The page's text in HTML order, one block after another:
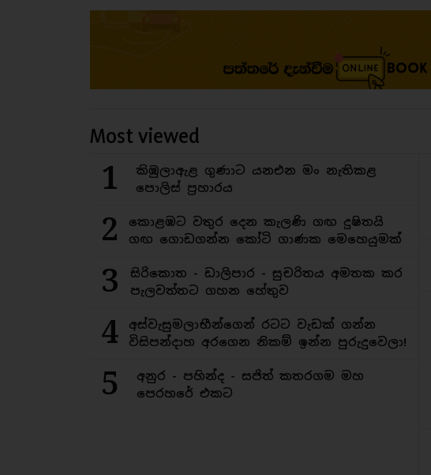
Most viewed
1
කිඹුලාඇළ ගුණාට යනඑන මං නැතිකළ
පොලිස් ප්‍රහාරය
2
කොළඹට වතුර දෙන කැලණි ගඟ දුෂිතයි
ගඟ ගොඩගන්න කෝටි ගාණක මෙහෙයුමක්
3
සිරිකොත - ඩාලිපාර - සුචරිතය අමතක කර
පැලවත්තට ගහන හේතුව
4
අස්වැසුමලාභීන්ගෙන් රටට වැඩක් ගන්න
විසිපන්දාහ අරගෙන නිකම් ඉන්න පුරුදුවෙලා!
5
අනුර - පහින්ද - සජිත් කතරගම මහ
පෙරහරේ එකට